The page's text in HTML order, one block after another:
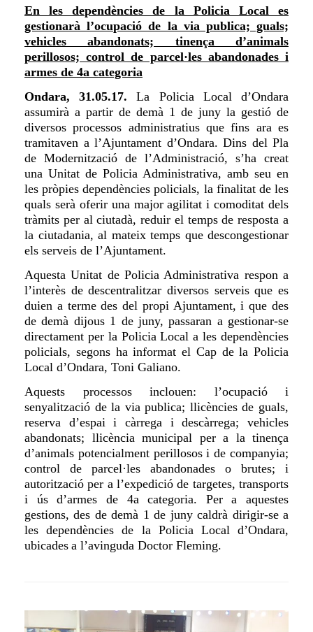
En les dependències de la Policia Local es
gestionarà l’ocupació de la via publica; guals;
vehicles abandonats; tinença d’animals
perillosos; control de parcel·les abandonades i
armes de 4a categoria
Ondara, 31.05.17. La Policia Local d’Ondara
assumirà a partir de demà 1 de juny la gestió de
diversos processos administratius que fins ara es
tramitaven a l’Ajuntament d’Ondara. Dins del Pla
de Modernització de l’Administració, s’ha creat
una Unitat de Policia Administrativa, amb seu en
les pròpies dependències policials, la finalitat de les
quals serà oferir una major agilitat i comoditat dels
tràmits per al ciutadà, reduir el temps de resposta a
la ciutadania, al mateix temps que descongestionar
els serveis de l’Ajuntament.
Aquesta Unitat de Policia Administrativa respon a
l’interès de descentralitzar diversos serveis que es
duien a terme des del propi Ajuntament, i que des
de demà dijous 1 de juny, passaran a gestionar-se
directament per la Policia Locala les dependències
policials, segons ha informat el Cap de la Policia
Local d’Ondara, Toni Galiano.
Aquests processos inclouen: l’ocupació i
senyalització de la via publica; llicències de guals,
reserva d’espai i càrrega i descàrrega; vehicles
abandonats; llicència municipal per a la tinença
d’animals potencialment perillosos i de companyia;
control de parcel·les abandonades o brutes; i
autorització per a l’expedició de targetes, transports
i ús d’armes de 4a categoria. Per a aquestes
gestions, des de demà 1 de juny caldrà dirigir-se a
les dependències de la Policia Local d’Ondara,
ubicades a l’avinguda Doctor Fleming.